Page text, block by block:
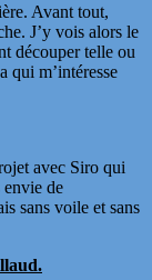
Avant tout,
J’y vois alors le
découper telle ou
qui m’intéresse
avec Siro qui
envie de
sans voile et sans